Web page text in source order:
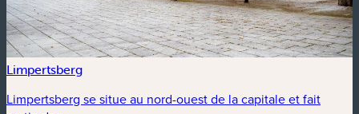
Limpertsberg
Limpertsberg se situe au nord-ouest de la capitale et fait